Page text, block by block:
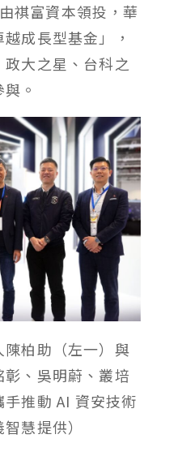
祺富資本領投，華
成長型基金」，
大之星、台科之
。
柏助（左一）與
、吳明蔚、叢培
推動 AI 資安技術
慧提供）